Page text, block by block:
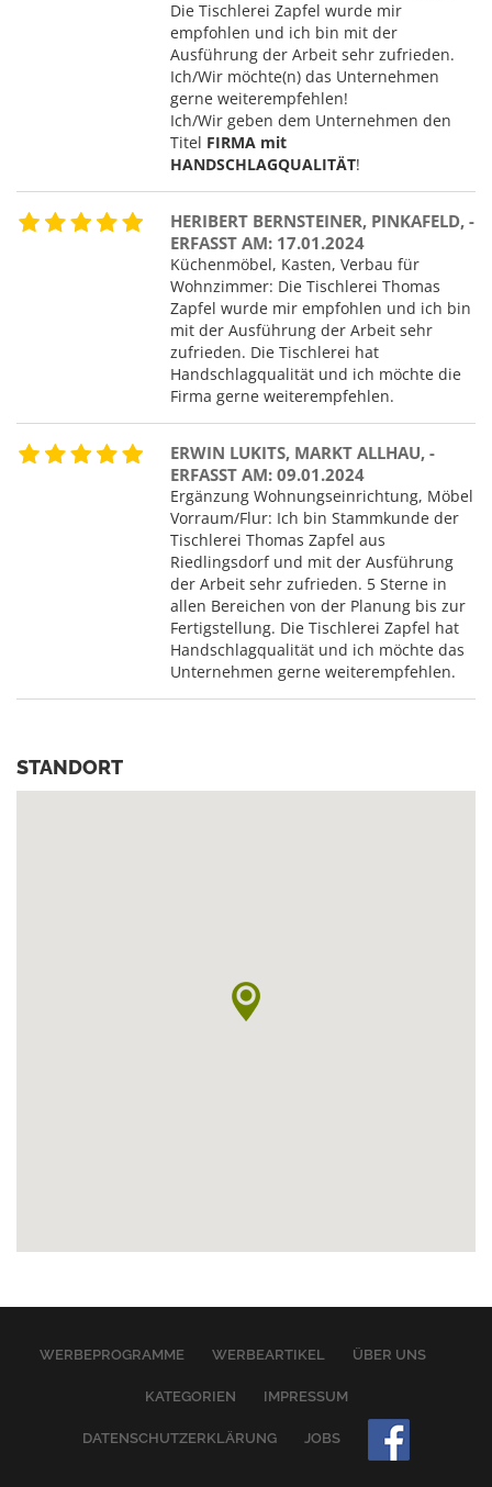
Die Tischlerei Zapfel wurde mir
empfohlen und ich bin mit der
Ausführung der Arbeit sehr zufrieden.
Ich/Wir möchte(n) das Unternehmen
gerne weiterempfehlen!
Ich/Wir geben dem Unternehmen den
Titel FIRMA mit
HANDSCHLAGQUALITÄT!
HERIBERT BERNSTEINER, PINKAFELD, -
ERFASST AM: 17.01.2024
Küchenmöbel, Kasten, Verbau für
Wohnzimmer: Die Tischlerei Thomas
Zapfel wurde mir empfohlen und ich bin
mit der Ausführung der Arbeit sehr
zufrieden. Die Tischlerei hat
Handschlagqualität und ich möchte die
Firma gerne weiterempfehlen.
ERWIN LUKITS, MARKT ALLHAU, -
ERFASST AM: 09.01.2024
Ergänzung Wohnungseinrichtung, Möbel
Vorraum/Flur: Ich bin Stammkunde der
Tischlerei Thomas Zapfel aus
Riedlingsdorf und mit der Ausführung
der Arbeit sehr zufrieden. 5 Sterne in
allen Bereichen von der Planung bis zur
Fertigstellung. Die Tischlerei Zapfel hat
Handschlagqualität und ich möchte das
Unternehmen gerne weiterempfehlen.
STANDORT
WERBEPROGRAMME WERBEARTIKEL ÜBER UNS
KATEGORIEN IMPRESSUM
DATENSCHUTZERKLÄRUNG JOBS